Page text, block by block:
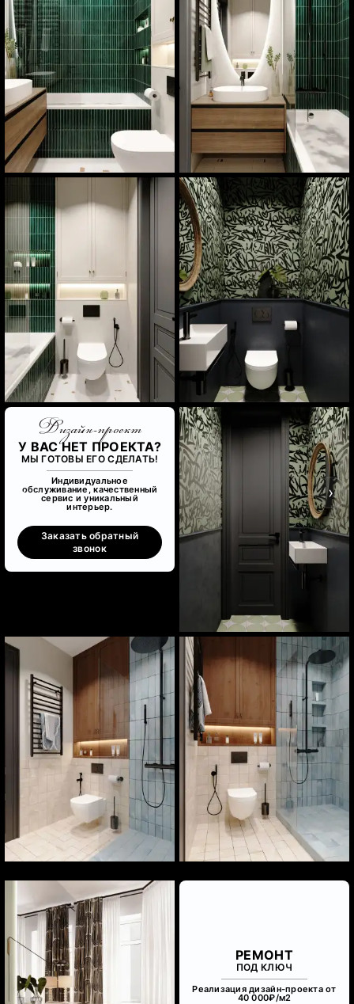
Дизайн-проект
У ВАС НЕТ ПРОЕКТА?
МЫ ГОТОВЫ ЕГО СДЕЛАТЬ!
Индивидуальное
обслуживание, качественный
сервис и уникальный
интерьер.
Заказать обратный
звонок
РЕМОНТ
ПОД КЛЮЧ
Реализация дизайн-проекта от
40 000₽/м2
‹ ›